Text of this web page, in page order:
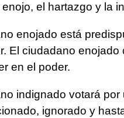
el hartazgo y la
enojado está
El ciudadano
en el poder.
indignado votará
ignorado y